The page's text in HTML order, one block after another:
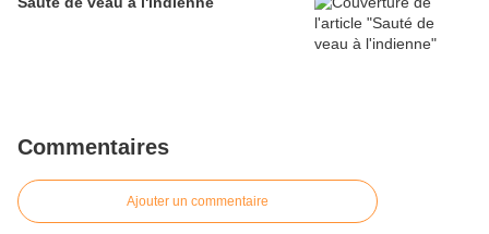
Commentaires
Ajouter un commentaire